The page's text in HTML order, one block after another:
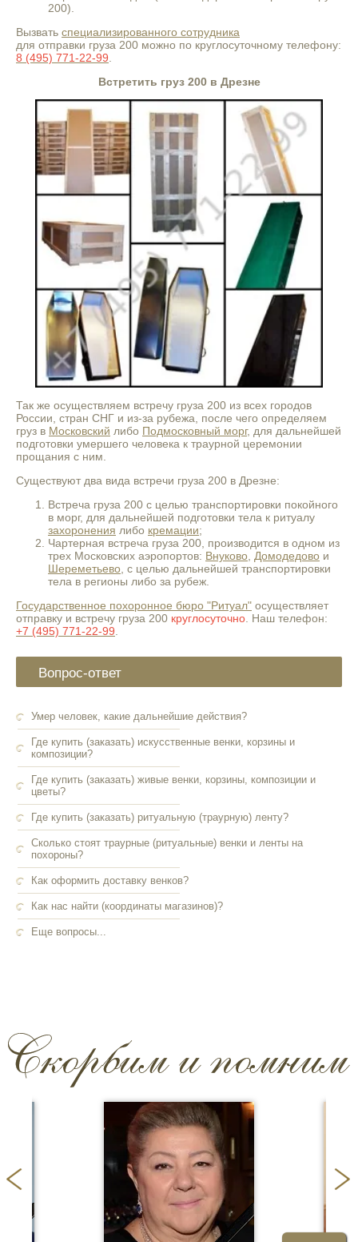
Вопрос-ответ
Умер человек, какие дальнейшие действия?
Где купить (заказать) искусственные венки, корзины и
композиции?
Где купить (заказать) живые венки, корзины, композиции и
цветы?
Где купить (заказать) ритуальную (траурную) ленту?
Сколько стоят траурные (ритуальные) венки и ленты на
похороны?
Как оформить доставку венков?
Как нас найти (координаты магазинов)?
Еще вопросы...
200).
Вызвать специализированного сотрудника
для отправки груза 200 можно по круглосуточному телефону:
8 (495) 771-22-99.
Встретить груз 200 в Дрезне
Так же осуществляем встречу груза 200 из всех городов
России, стран СНГ и из-за рубежа, после чего определяем
груз в Московский либо Подмосковный морг, для дальнейшей
подготовки умершего человека к траурной церемонии
прощания с ним.
Существуют два вида встречи груза 200 в Дрезне:
Встреча груза 200 с целью транспортировки покойного
в морг, для дальнейшей подготовки тела к ритуалу
захоронения либо кремации;
Чартерная встреча груза 200, производится в одном из
трех Московских аэропортов: Внуково, Домодедово и
Шереметьево, с целью дальнейшей транспортировки
тела в регионы либо за рубеж.
Государственное похоронное бюро "Ритуал" осуществляет
отправку и встречу груза 200 круглосуточно. Наш телефон:
+7 (495) 771-22-99.